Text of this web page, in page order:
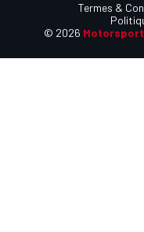
© 2026
Termes &